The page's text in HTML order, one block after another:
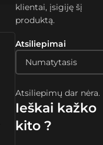
Atsiliepimai
Atsiliepimų dar nėra.
klientai, įsigiję šį
produktą.
Ieškai kažko
kito ?